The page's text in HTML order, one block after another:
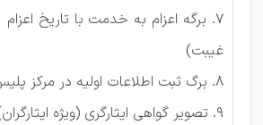
غیبت)
8. برگ ثبت اطلاعات اولیه در مرکز پلیس +10
9. تصویر گواهی ایثارگری (ویژه ایثارگران).